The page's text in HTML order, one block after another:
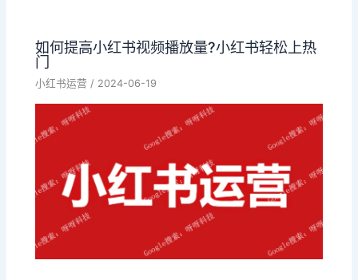
如何提高小红书视频播放量?小红书轻松上热
门
小红书运营 / 2024-06-19